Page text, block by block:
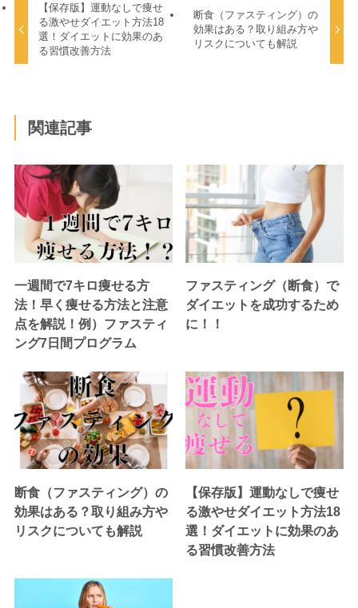
【保存版】運動なしで痩せ
る激やせダイエット方法18
選！ダイエットに効果のあ
る習慣改善方法
断食（ファスティング）の
効果はある？取り組み方や
リスクについても解説
関連記事
一週間で7キロ痩せる方
法！早く痩せる方法と注意
点を解説！例）ファスティ
ング7日間プログラム
ファスティング（断食）で
ダイエットを成功するため
に！！
断食（ファスティング）の
効果はある？取り組み方や
リスクについても解説
【保存版】運動なしで痩せ
る激やせダイエット方法18
選！ダイエットに効果のあ
る習慣改善方法